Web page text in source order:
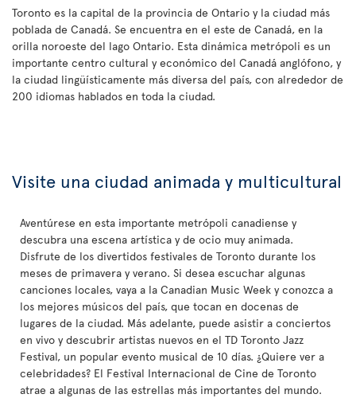
Toronto es la capital de la provincia de Ontario y la ciudad más
poblada de Canadá. Se encuentra en el este de Canadá, en la
orilla noroeste del lago Ontario. Esta dinámica metrópoli es un
importante centro cultural y económico del Canadá anglófono, y
la ciudad lingüísticamente más diversa del país, con alrededor de
200 idiomas hablados en toda la ciudad.
Visite una ciudad animada y multicultural
Aventúrese en esta importante metrópoli canadiense y
descubra una escena artística y de ocio muy animada.
Disfrute de los divertidos festivales de Toronto durante los
meses de primavera y verano. Si desea escuchar algunas
canciones locales, vaya a la Canadian Music Week y conozca a
los mejores músicos del país, que tocan en docenas de
lugares de la ciudad. Más adelante, puede asistir a conciertos
en vivo y descubrir artistas nuevos en el TD Toronto Jazz
Festival, un popular evento musical de 10 días. ¿Quiere ver a
celebridades? El Festival Internacional de Cine de Toronto
atrae a algunas de las estrellas más importantes del mundo.